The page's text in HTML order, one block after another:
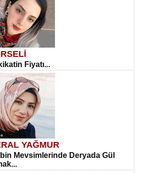
Fiyatı...
YAĞMUR
Mevsimlerinde Deryada Gül